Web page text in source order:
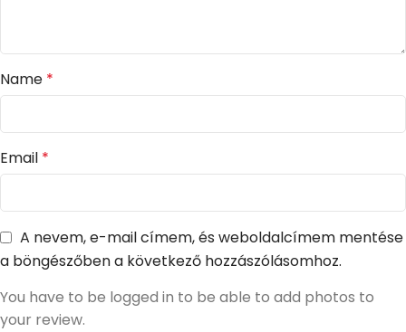
Name *
Email *
A nevem, e-mail címem, és weboldalcímem mentése
a böngészőben a következő hozzászólásomhoz.
You have to be logged in to be able to add photos to
your review.